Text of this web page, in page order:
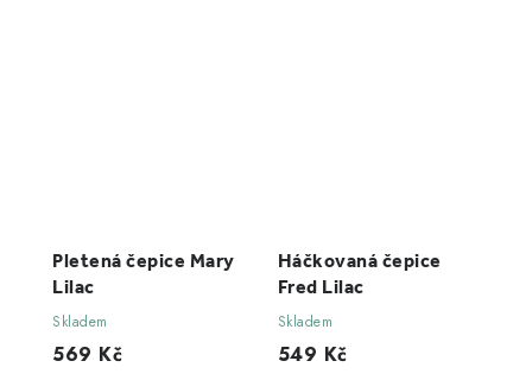
Pletená čepice Mary
Lilac
Skladem
569 Kč
Háčkovaná čepice
Fred Lilac
Skladem
549 Kč